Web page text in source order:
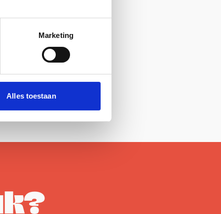
Marketing
Alles toestaan